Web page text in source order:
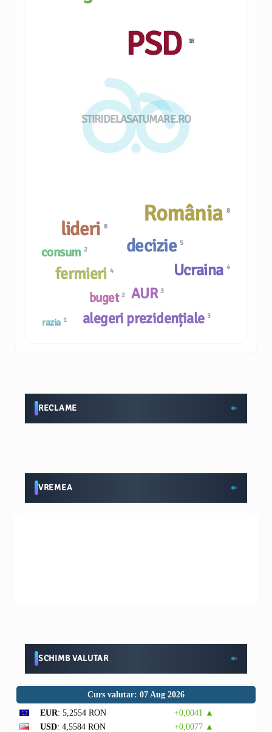
STIRIDELASATUMARE.RO
AUR 3
consum 2
buget 2
razia 1
Ucraina 4
alegeri prezidențiale 3
fermieri4
PSD 18
România 8
decizie 5
lideri 6
RECLAME
VREMEA
SCHIMB VALUTAR
Curs valutar: 07 Aug 2026
EUR: 5,2554 RON
+0,0041 ▲
USD: 4,5584 RON
+0,0077 ▲